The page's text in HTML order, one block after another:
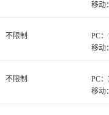
移动
不限制
PC：
移动
不限制
PC：
移动